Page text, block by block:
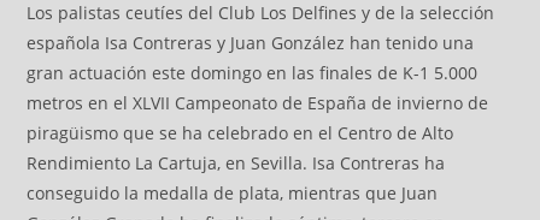
Los palistas ceutíes del Club Los Delfines y de la selección
española Isa Contreras y Juan González han tenido una
gran actuación este domingo en las finales de K-1 5.000
metros en el XLVII Campeonato de España de invierno de
piragüismo que se ha celebrado en el Centro de Alto
Rendimiento La Cartuja, en Sevilla. Isa Contreras ha
conseguido la medalla de plata, mientras que Juan